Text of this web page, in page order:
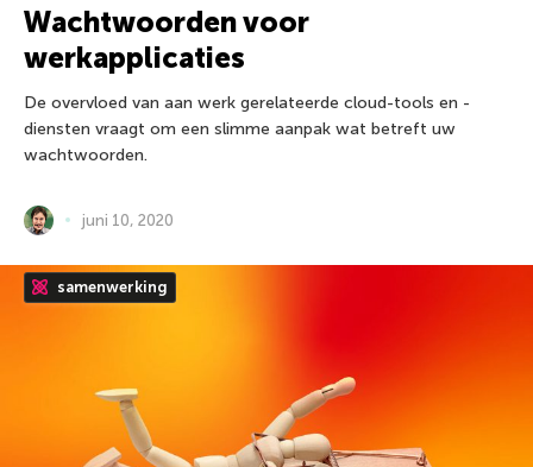
Wachtwoorden voor
werkapplicaties
De overvloed van aan werk gerelateerde cloud-tools en -
diensten vraagt om een slimme aanpak wat betreft uw
wachtwoorden.
juni 10, 2020
samenwerking